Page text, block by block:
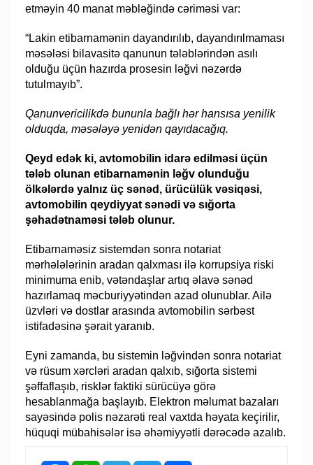
etməyin 40 manat məbləğində cəriməsi var:
“Lakin etibarnamənin dayandırılıb, dayandırılmaması
məsələsi bilavasitə qanunun tələblərindən asılı
olduğu üçün hazırda prosesin ləğvi nəzərdə
tutulmayıb”.
Qanunvericilikdə bununla bağlı hər hansısa yenilik
olduqda, məsələyə yenidən qayıdacağıq.
Qeyd edək ki, avtomobilin idarə edilməsi üçün
tələb olunan etibarnamənin ləğv olunduğu
ölkələrdə yalnız üç sənəd, ürücülük vəsiqəsi,
avtomobilin qeydiyyat sənədi və sığorta
şəhadətnaməsi tələb olunur.
Etibarnaməsiz sistemdən sonra notariat
mərhələlərinin aradan qalxması ilə korrupsiya riski
minimuma enib, vətəndaşlar artıq əlavə sənəd
hazırlamaq məcburiyyətindən azad olunublar. Ailə
üzvləri və dostlar arasında avtomobilin sərbəst
istifadəsinə şərait yaranıb.
Eyni zamanda, bu sistemin ləğvindən sonra notariat
və rüsum xərcləri aradan qalxıb, sığorta sistemi
şəffaflaşıb, risklər faktiki sürücüyə görə
hesablanmağa başlayıb. Elektron məlumat bazaları
sayəsində polis nəzarəti real vaxtda həyata keçirilir,
hüquqi mübahisələr isə əhəmiyyətli dərəcədə azalıb.